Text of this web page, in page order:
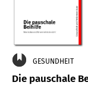
GESUNDHEIT
Die pauschale